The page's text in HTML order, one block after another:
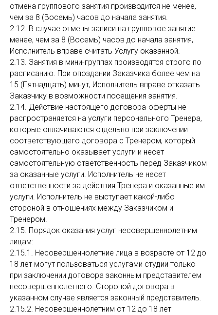
отмена группового занятия производится не менее,
чем за 8 (Восемь) часов до начала занятия.
2.12. В случае отмены записи на групповое занятие
менее, чем за 8 (Восемь) часов до начала занятия,
Исполнитель вправе считать Услугу оказанной.
2.13. Занятия в мини-группах производятся строго по
расписанию. При опоздании Заказчика более чем на
15 (Пятнадцать) минут, Исполнитель вправе отказать
Заказчику в возможности посещения занятия.
2.14. Действие настоящего договора-оферты не
распространяется на услуги персонального Тренера,
которые оплачиваются отдельно при заключении
соответствующего договора с Тренером, который
самостоятельно оказывает услуги и несет
самостоятельную ответственность перед Заказчиком
за оказанные услуги. Исполнитель не несет
ответственности за действия Тренера и оказанные им
услуги. Исполнитель не выступает какой-либо
стороной в отношениях между Заказчиком и
Тренером.
2.15. Порядок оказания услуг несовершеннолетним
лицам:
2.15.1. Несовершеннолетние лица в возрасте от 12 до
18 лет могут пользоваться услугами студии только
при заключении договора законным представителем
несовершеннолетнего. Стороной договора в
указанном случае является законный представитель.
2.15.2. Несовершеннолетним от 12 до 18 лет